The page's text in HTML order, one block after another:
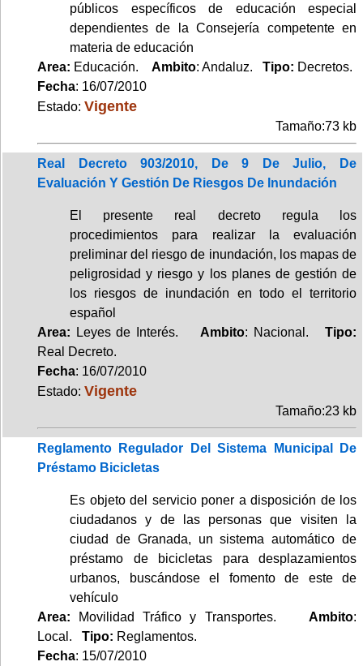
públicos específicos de educación especial
dependientes de la Consejería competente en
materia de educación
Area: Educación. Ambito: Andaluz. Tipo: Decretos.
Fecha: 16/07/2010
Estado: Vigente
Tamaño:73 kb
Real Decreto 903/2010, De 9 De Julio, De
Evaluación Y Gestión De Riesgos De Inundación
El presente real decreto regula los
procedimientos para realizar la evaluación
preliminar del riesgo de inundación, los mapas de
peligrosidad y riesgo y los planes de gestión de
los riesgos de inundación en todo el territorio
español
Area: Leyes de Interés. Ambito: Nacional.Tipo:
Real Decreto.
Fecha: 16/07/2010
Estado: Vigente
Tamaño:23 kb
Reglamento Regulador Del Sistema Municipal De
Préstamo Bicicletas
Es objeto del servicio poner a disposición de los
ciudadanos y de las personas que visiten la
ciudad de Granada, un sistema automático de
préstamo de bicicletas para desplazamientos
urbanos, buscándose el fomento de este de
vehículo
Area: Movilidad Tráfico y Transportes. Ambito:
Local. Tipo: Reglamentos.
Fecha: 15/07/2010